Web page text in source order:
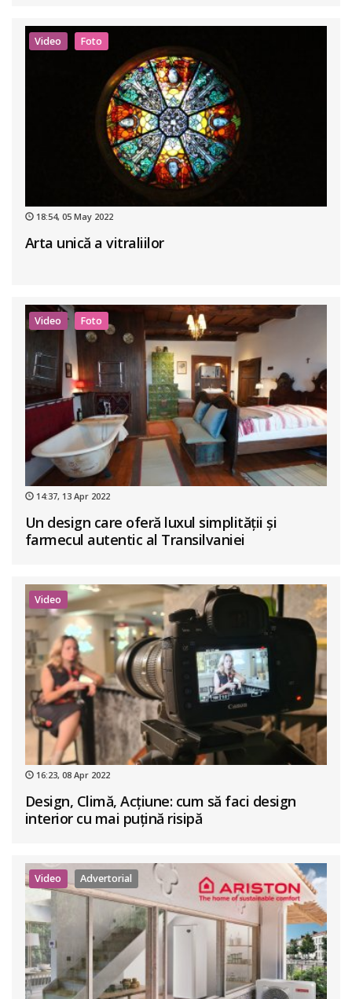
Video Foto
18:54, 05 May 2022
Arta unică a vitraliilor
Video Foto
14:37, 13 Apr 2022
Un design care oferă luxul simplității și
farmecul autentic al Transilvaniei
Video
16:23, 08 Apr 2022
Design, Climă, Acțiune: cum să faci design
interior cu mai puțină risipă
Video Advertorial